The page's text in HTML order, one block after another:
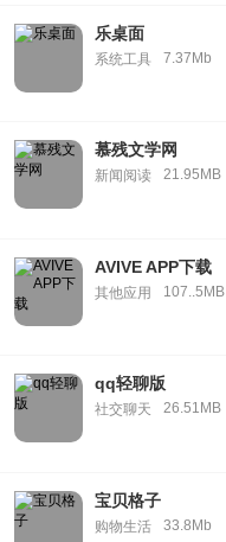
乐桌面
系统工具 7.37Mb
慕残文学网
新闻阅读 21.95MB
AVIVE APP下载
其他应用 107..5MB
qq轻聊版
社交聊天 26.51MB
宝贝格子
购物生活 33.8Mb